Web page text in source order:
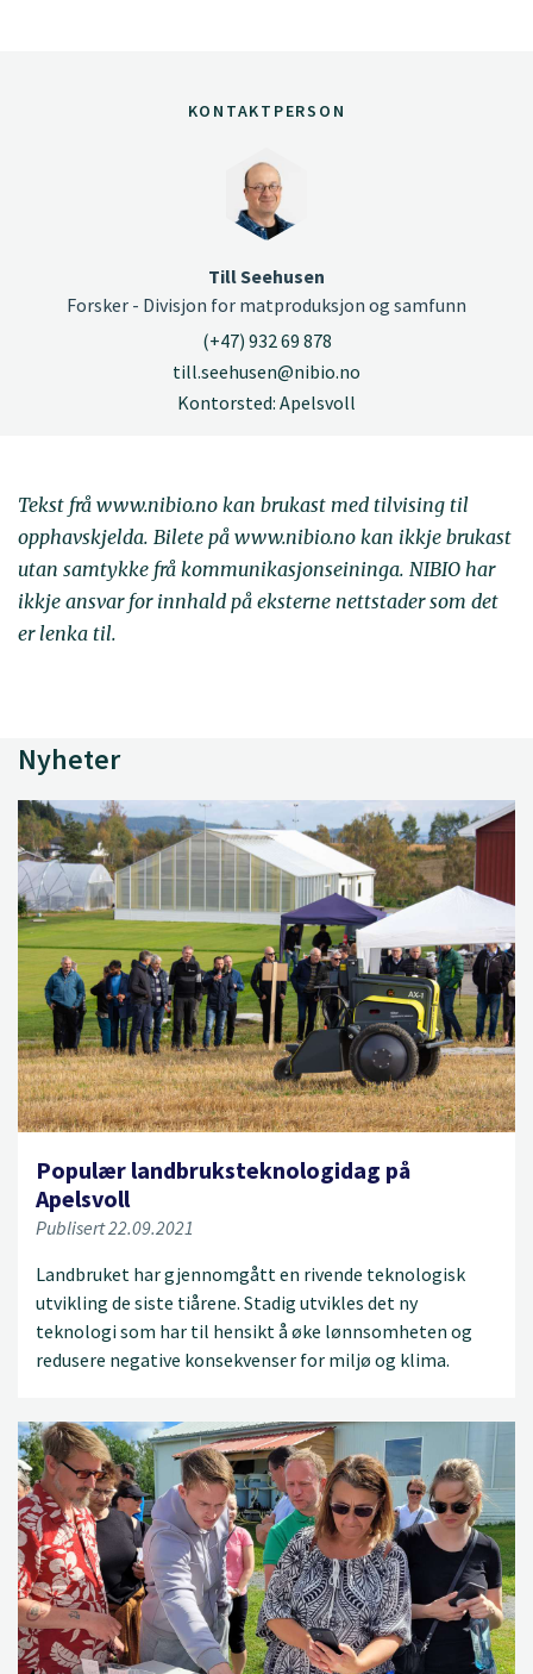
KONTAKTPERSON
Till Seehusen
Forsker - Divisjon for matproduksjon og samfunn
(+47) 932 69 878
till.seehusen@nibio.no
Kontorsted: Apelsvoll
Tekst frå www.nibio.no kan brukast med tilvising til
opphavskjelda. Bilete på www.nibio.no kan ikkje brukast
utan samtykke frå kommunikasjonseininga. NIBIO har
ikkje ansvar for innhald på eksterne nettstader som det
er lenka til.
Nyheter
Populær landbruksteknologidag på
Apelsvoll
Publisert 22.09.2021
Landbruket har gjennomgått en rivende teknologisk
utvikling de siste tiårene. Stadig utvikles det ny
teknologi som har til hensikt å øke lønnsomheten og
redusere negative konsekvenser for miljø og klima.